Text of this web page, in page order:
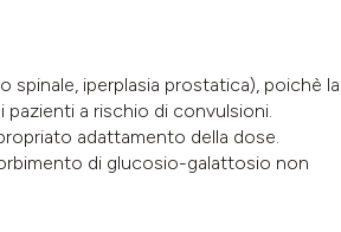
spinale, iperplasia prostatica), poichè la
a rischio di convulsioni.
adattamento della dose.
di glucosio-galattosio non